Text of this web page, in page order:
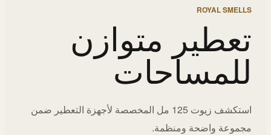
ROYAL SMELLS
تعطير متوازن
للمساحات
استكشف زيوت 125 مل المخصصة لأجهزة التعطير ضمن
مجموعة واضحة ومنظمة.